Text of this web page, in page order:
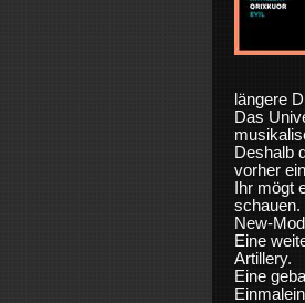
längere
Das
Deshalb
vorher
Ihr mögt
schauen.
New-
Eine
Artillery.
Eine